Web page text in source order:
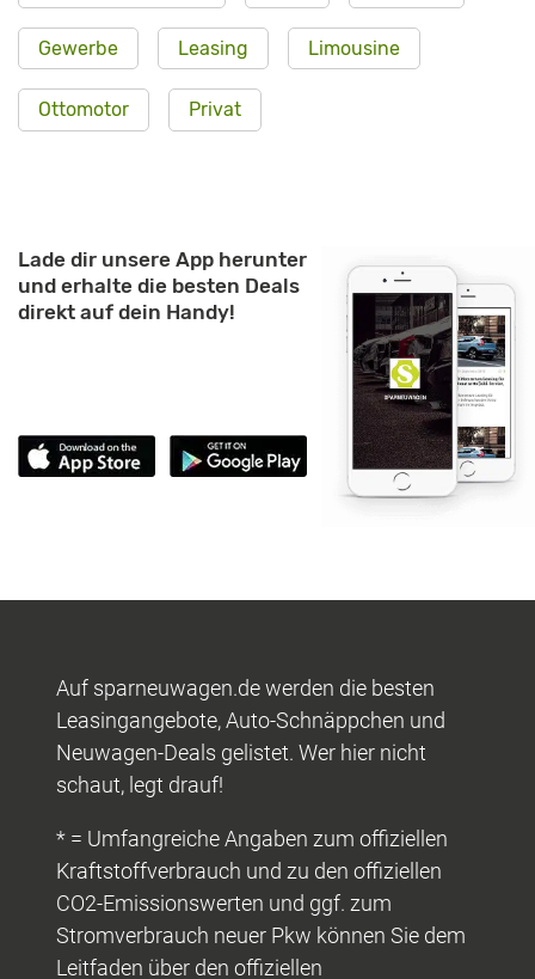
Gewerbe Leasing Limousine
Ottomotor Privat
Lade dir unsere App herunter
und erhalte die besten Deals
direkt auf dein Handy!
Auf sparneuwagen.de werden die besten
Leasingangebote, Auto-Schnäppchen und
Neuwagen-Deals gelistet. Wer hier nicht
schaut, legt drauf!
* = Umfangreiche Angaben zum offiziellen
Kraftstoffverbrauch und zu den offiziellen
CO2-Emissionswerten und ggf. zum
Stromverbrauch neuer Pkw können Sie dem
Leitfaden über den offiziellen